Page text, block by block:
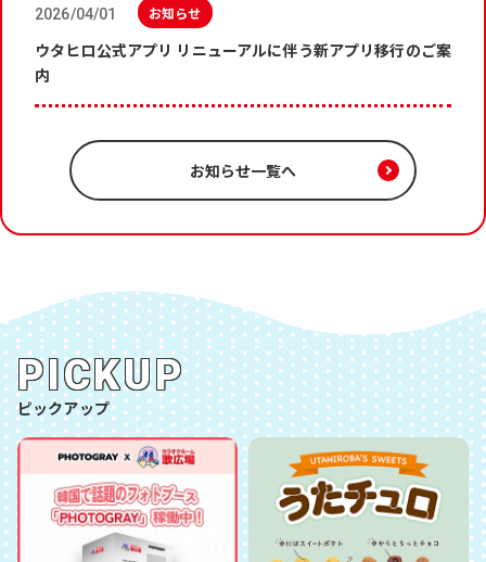
2026/04/01 お知らせ
ウタヒロ公式アプリ リニューアルに伴う新アプリ移行のご案
内
お知らせ一覧へ
PICKUP
ピックアップ